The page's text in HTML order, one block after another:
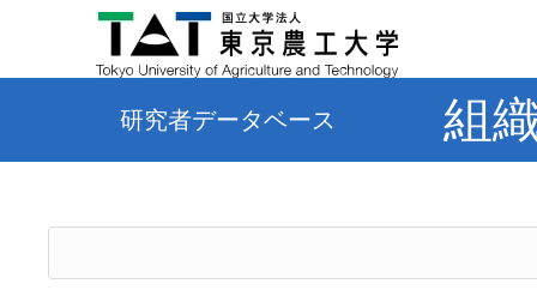
研究者データベース 組